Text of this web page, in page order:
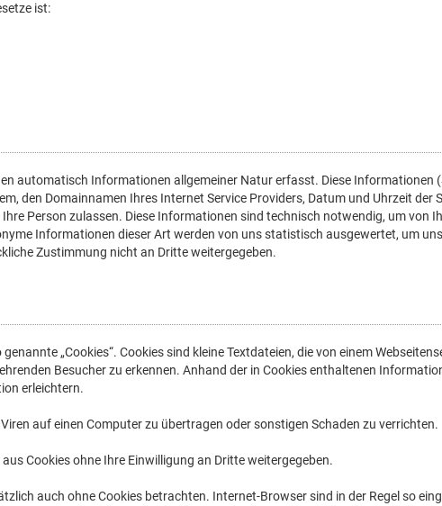
ist:
automatisch Informationen allgemeiner Natur erfasst. Diese Informationen
den Domainnamen Ihres Internet Service Providers, Datum und Uhrzeit
Person zulassen. Diese Informationen sind technisch notwendig, um von
Informationen dieser Art werden von uns statistisch ausgewertet, um
Zustimmung nicht an Dritte weitergegeben.
„Cookies“. Cookies sind kleine Textdateien, die von einem
Besucher zu erkennen. Anhand der in Cookies enthaltenen
erleichtern.
auf einen Computer zu übertragen oder sonstigen Schaden zu verrichten.
Cookies ohne Ihre Einwilligung an Dritte weitergegeben.
auch ohne Cookies betrachten. Internet-Browser sind in der Regel so